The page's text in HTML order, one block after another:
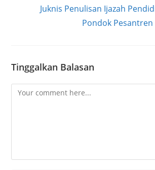
Juknis Penulisan Ijazah
Pondok
Tinggalkan Balasan
Comment